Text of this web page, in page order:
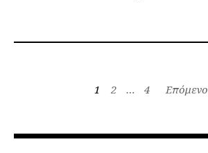
1 2 … 4 Επόμενο